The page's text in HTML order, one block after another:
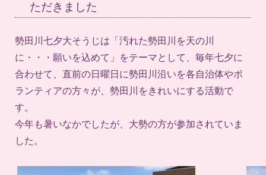
ただきました
勢田川七夕大そうじは「汚れた勢田川を天の川
に・・・願いを込めて」をテーマとして、毎年七夕に
合わせて、直前の日曜日に勢田川沿いを各自治体やボ
ランティアの方々が、勢田川をきれいにする活動で
す。
今年も暑いなかでしたが、大勢の方が参加されていま
した。